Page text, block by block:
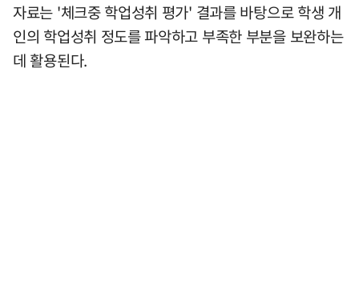
자료는 '체크중 학업성취 평가' 결과를 바탕으로 학생 개
인의 학업성취 정도를 파악하고 부족한 부분을 보완하는
데 활용된다.